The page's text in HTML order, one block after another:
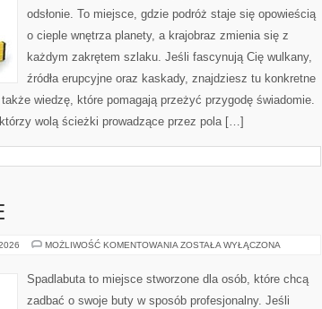
odsłonie. To miejsce, gdzie podróż staje się opowieścią
o cieple wnętrza planety, a krajobraz zmienia się z
każdym zakrętem szlaku. Jeśli fascynują Cię wulkany,
źródła erupcyjne oraz kaskady, znajdziesz tu konkretne
wiedzę, które pomagają przeżyć przygodę świadomie.
wolą ścieżki prowadzące przez pola […]
MOŻLIWOŚĆ KOMENTOWANIA BUTY
ZOSTAŁA WYŁĄCZONA
Spadlabuta to miejsce stworzone dla osób, które chcą
zadbać o swoje buty w sposób profesjonalny. Jeśli